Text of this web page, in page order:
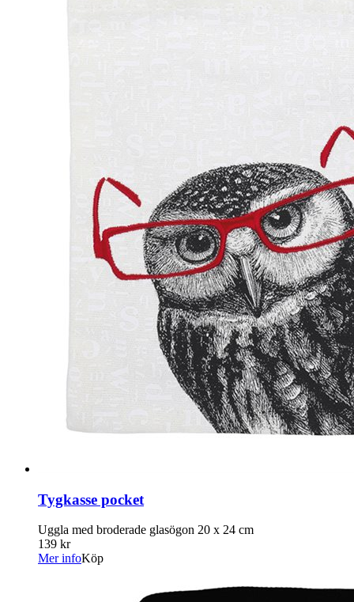
Tygkasse pocket
Uggla med broderade glasögon 20 x 24 cm
139 kr
Mer infoKöp